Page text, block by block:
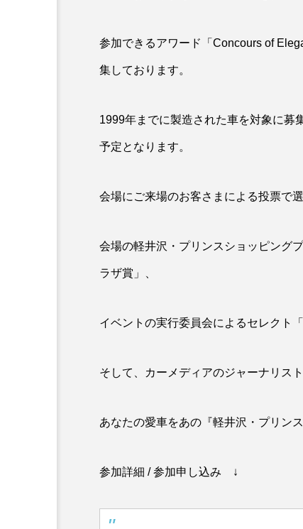
参加できるアワード「Concours of
集しております。
1999年までに製造された車を対象に募
予定となります。
会場にご来場のお客さまによる投票で
会場の軽井沢・プリンスショッピング
ラザ賞」、
イベントの実行委員会によるセレクト
そして、カーメディアのジャーナリス
あなたの愛車をあの『軽井沢・プリン
参加詳細 / 参加申し込み ↓